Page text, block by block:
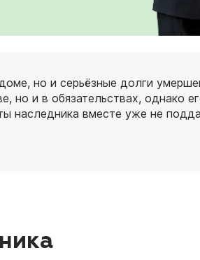
но и серьёзные долги
и в обязательствах, однако
наследника вместе уже не